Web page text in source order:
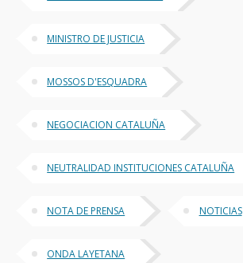
MINISTRO DE JUSTICIA
MOSSOS D'ESQUADRA
NEGOCIACION CATALUÑA
NEUTRALIDAD INSTITUCIONES CATALUÑA
NOTA DE PRENSA NOTICIAS
ONDA LAYETANA